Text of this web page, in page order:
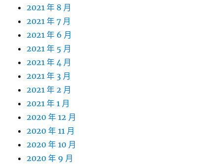
2021 年 8 月
2021 年 7 月
2021 年 6 月
2021 年 5 月
2021 年 4 月
2021 年 3 月
2021 年 2 月
2021 年 1 月
2020 年 12 月
2020 年 11 月
2020 年 10 月
2020 年 9 月